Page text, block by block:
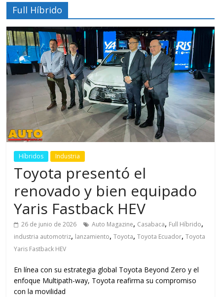
Full Híbrido
Híbridos Industria
Toyota presentó el
renovado y bien equipado
Yaris Fastback HEV
26 de junio de 2026 Auto Magazine, Casabaca, Full Híbrido,
industria automotriz, lanzamiento,Toyota,Toyota Ecuador,Toyota
Yaris Fastback HEV
En línea con su estrategia global Toyota Beyond Zero y el
enfoque Multipath-way, Toyota reafirma su compromiso
con la movilidad